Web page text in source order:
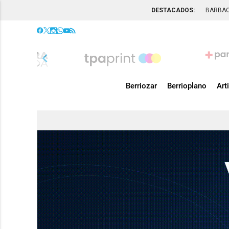
DESTACADOS:
chevron_left
Berriozar Berrioplano